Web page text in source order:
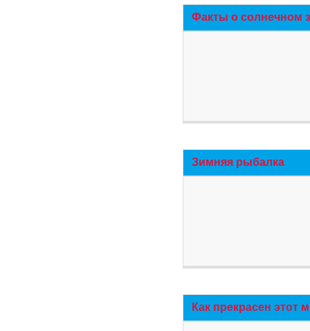
Факты о солнечном
Зимняя рыбалка
Как прекрасен этот